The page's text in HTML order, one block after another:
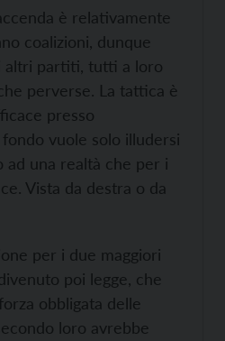
è relativamente
coalizioni, dunque
altri partiti, tutti a loro
perverse. La tattica è
presso
vuole solo illudersi
ad una realtà che per i
Vista da destra o da
per i due maggiori
poi legge, che
obbligata delle
loro avrebbe